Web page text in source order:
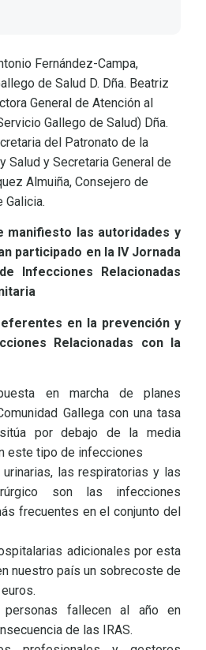
Fernández-Campa,
de Salud D. Dña. Beatriz
General de Atención al
Gallego de Salud) Dña.
del Patronato de la
Salud y Secretaria General de
Almuiña, Consejero de
Galicia.
manifiesto las autoridades y
participado en la IV Jornada
Infecciones Relacionadas
en la prevención y
Relacionadas con la
en marcha de planes
Gallega con una tasa
por debajo de la media
este tipo de infecciones
las respiratorias y las
son las infecciones
frecuentes en el conjunto del
adicionales por esta
nuestro país un sobrecoste de
fallecen al año en
de las IRAS.